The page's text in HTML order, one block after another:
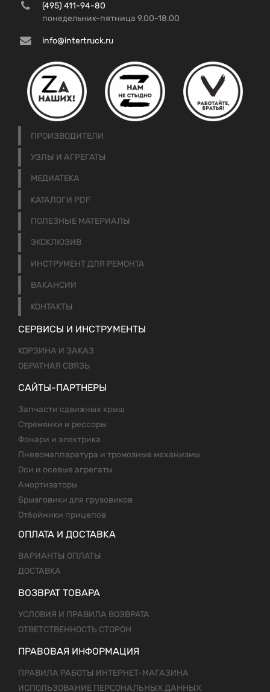
(495) 411-94-80
понедельник-пятница 9.00-18.00
info@intertruck.ru
ПРОИЗВОДИТЕЛИ
УЗЛЫ И АГРЕГАТЫ
МЕДИАТЕКА
КАТАЛОГИ PDF
ПОЛЕЗНЫЕ МАТЕРИАЛЫ
ЭКСКЛЮЗИВ
ИНСТРУМЕНТ ДЛЯ РЕМОНТА
ВАКАНСИИ
КОНТАКТЫ
СЕРВИСЫ И ИНСТРУМЕНТЫ
КОРЗИНА И ЗАКАЗ
ОБРАТНАЯ СВЯЗЬ
САЙТЫ-ПАРТНЕРЫ
Запчасти сдвижных крыш
Стремянки и рессоры
Фонари и электрика
Пневомаппаратура и тромозные механизмы
Оси и осевые агрегаты
Амортизаторы
Брызговики для грузовиков
Отбойники прицепов
ОПЛАТА И ДОСТАВКА
ВАРИАНТЫ ОПЛАТЫ
ДОСТАВКА
ВОЗВРАТ ТОВАРА
УСЛОВИЯ И ПРАВИЛА ВОЗВРАТА
ОТВЕТСТВЕННОСТЬ СТОРОН
ПРАВОВАЯ ИНФОРМАЦИЯ
ПРАВИЛА РАБОТЫ ИНТЕРНЕТ-МАГАЗИНА
ИСПОЛЬЗОВАНИЕ ПЕРСОНАЛЬНЫХ ДАННЫХ